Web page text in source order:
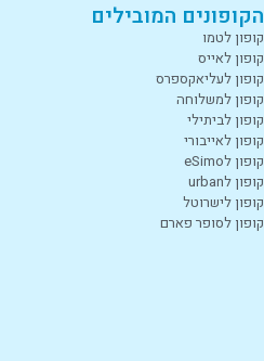
הקופונים המובילים
קופון לטמו
קופון לאייס
קופון לעליאקספרס
קופון למשלוחה
קופון לביתילי
קופון לאייבורי
קופון לeSimo
קופון לurban
קופון לישרוטל
קופון לסופר פארם